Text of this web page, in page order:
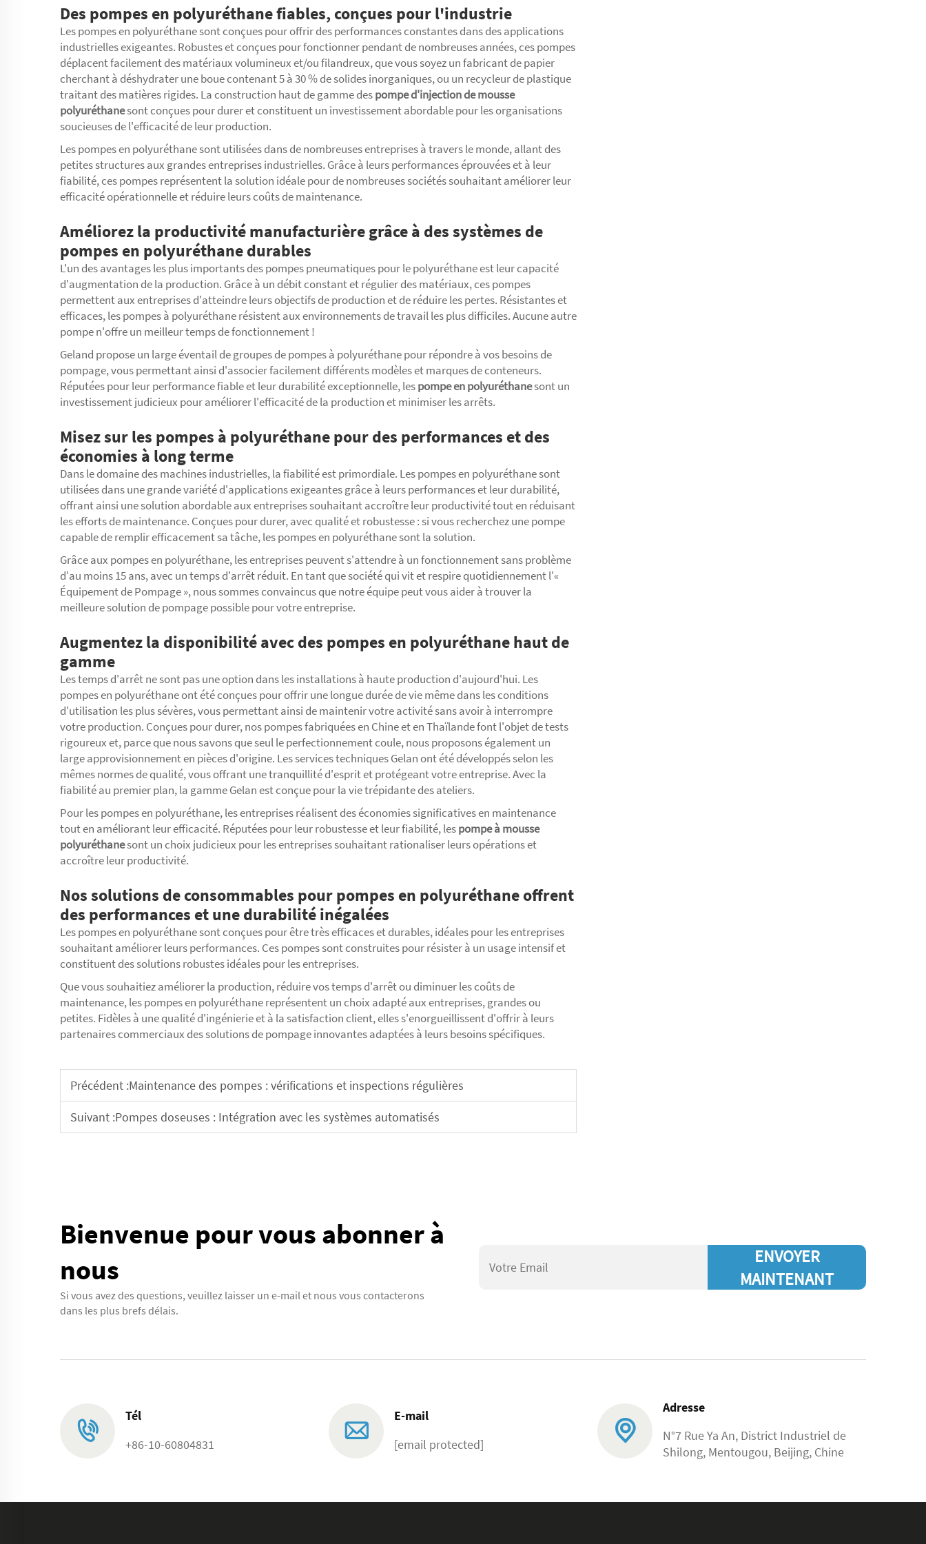
Des pompes en polyuréthane fiables, conçues pour l'industrie
Les pompes en polyuréthane sont conçues pour offrir des performances constantes dans des applications
industrielles exigeantes. Robustes et conçues pour fonctionner pendant de nombreuses années, ces pompes
déplacent facilement des matériaux volumineux et/ou filandreux, que vous soyez un fabricant de papier
cherchant à déshydrater une boue contenant 5 à 30 % de solides inorganiques, ou un recycleur de plastique
traitant des matières rigides. La construction haut de gamme despompe d'injection de mousse
polyuréthanesont conçues pour durer et constituent un investissement abordable pour les organisations
soucieuses de l'efficacité de leur production.
Les pompes en polyuréthane sont utilisées dans de nombreuses entreprises à travers le monde, allant des
petites structures aux grandes entreprises industrielles. Grâce à leurs performances éprouvées et à leur
fiabilité, ces pompes représentent la solution idéale pour de nombreuses sociétés souhaitant améliorer leur
efficacité opérationnelle et réduire leurs coûts de maintenance.
Améliorez la productivité manufacturière grâce à des systèmes de
pompes en polyuréthane durables
L'un des avantages les plus importants des pompes pneumatiques pour le polyuréthane est leur capacité
d'augmentation de la production. Grâce à un débit constant et régulier des matériaux, ces pompes
permettent aux entreprises d'atteindre leurs objectifs de production et de réduire les pertes. Résistantes et
efficaces, les pompes à polyuréthane résistent aux environnements de travail les plus difficiles. Aucune autre
pompe n'offre un meilleur temps de fonctionnement !
Geland propose un large éventail de groupes de pompes à polyuréthane pour répondre à vos besoins de
pompage, vous permettant ainsi d'associer facilement différents modèles et marques de conteneurs.
Réputées pour leur performance fiable et leur durabilité exceptionnelle, lespompe en polyuréthanesont un
investissement judicieux pour améliorer l'efficacité de la production et minimiser les arrêts.
Misez sur les pompes à polyuréthane pour des performances et des
économies à long terme
Dans le domaine des machines industrielles, la fiabilité est primordiale. Les pompes en polyuréthane sont
utilisées dans une grande variété d'applications exigeantes grâce à leurs performances et leur durabilité,
offrant ainsi une solution abordable aux entreprises souhaitant accroître leur productivité tout en réduisant
les efforts de maintenance. Conçues pour durer, avec qualité et robustesse : si vous recherchez une pompe
capable de remplir efficacement sa tâche, les pompes en polyuréthane sont la solution.
Grâce aux pompes en polyuréthane, les entreprises peuvent s'attendre à un fonctionnement sans problème
d'au moins 15 ans, avec un temps d'arrêt réduit. En tant que société qui vit et respire quotidiennement l'«
Équipement de Pompage », nous sommes convaincus que notre équipe peut vous aider à trouver la
meilleure solution de pompage possible pour votre entreprise.
Augmentez la disponibilité avec des pompes en polyuréthane haut de
gamme
Les temps d'arrêt ne sont pas une option dans les installations à haute production d'aujourd'hui. Les
pompes en polyuréthane ont été conçues pour offrir une longue durée de vie même dans les conditions
d'utilisation les plus sévères, vous permettant ainsi de maintenir votre activité sans avoir à interrompre
votre production. Conçues pour durer, nos pompes fabriquées en Chine et en Thaïlande font l'objet de tests
rigoureux et, parce que nous savons que seul le perfectionnement coule, nous proposons également un
large approvisionnement en pièces d'origine. Les services techniques Gelan ont été développés selon les
mêmes normes de qualité, vous offrant une tranquillité d'esprit et protégeant votre entreprise. Avec la
fiabilité au premier plan, la gamme Gelan est conçue pour la vie trépidante des ateliers.
Pour les pompes en polyuréthane, les entreprises réalisent des économies significatives en maintenance
tout en améliorant leur efficacité. Réputées pour leur robustesse et leur fiabilité, lespompe à mousse
polyuréthanesont un choix judicieux pour les entreprises souhaitant rationaliser leurs opérations et
accroître leur productivité.
Nos solutions de consommables pour pompes en polyuréthane offrent
des performances et une durabilité inégalées
Les pompes en polyuréthane sont conçues pour être très efficaces et durables, idéales pour les entreprises
souhaitant améliorer leurs performances. Ces pompes sont construites pour résister à un usage intensif et
constituent des solutions robustes idéales pour les entreprises.
Que vous souhaitiez améliorer la production, réduire vos temps d'arrêt ou diminuer les coûts de
maintenance, les pompes en polyuréthane représentent un choix adapté aux entreprises, grandes ou
petites. Fidèles à une qualité d'ingénierie et à la satisfaction client, elles s'enorgueillissent d'offrir à leurs
partenaires commerciaux des solutions de pompage innovantes adaptées à leurs besoins spécifiques.
Précédent :Maintenance des pompes : vérifications et inspections régulières
Suivant :Pompes doseuses : Intégration avec les systèmes automatisés
Bienvenue pour vous abonner à
nous
Si vous avez des questions, veuillez laisser un e-mail et nous vous contacterons
dans les plus brefs délais.
ENVOYER
MAINTENANT
Tél
+86-10-60804831
E-mail
[email protected]
Adresse
N°7 Rue Ya An, District Industriel de
Shilong, Mentougou, Beijing, Chine